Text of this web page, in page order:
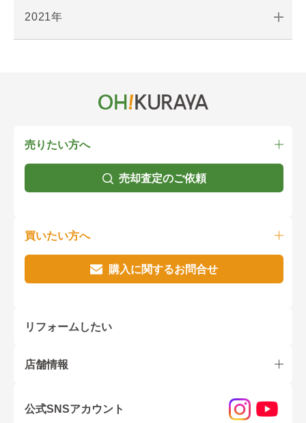
2021年
売りたい方へ
売却査定のご依頼
買いたい方へ
購入に関するお問合せ
リフォームしたい
店舗情報
公式SNSアカウント